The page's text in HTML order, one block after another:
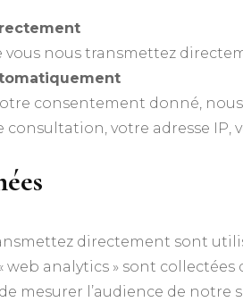
vous nous transmettez
consentement donné,
consultation, votre adresse
directement sont
web analytics » sont
mesurer l’audience de notre